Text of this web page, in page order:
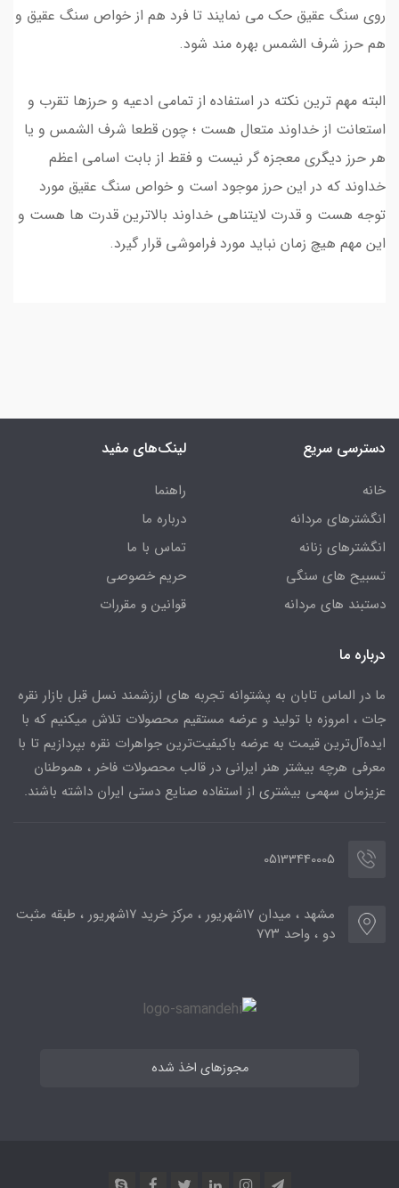
روی سنگ عقیق حک می نمایند تا فرد هم از خواص سنگ عقیق و
هم حرز شرف الشمس بهره مند شود.
البته مهم ترین نکته در استفاده از تمامی ادعیه و حرزها تقرب و
استعانت از خداوند متعال هست ؛ چون قطعا شرف الشمس و یا
هر حرز دیگری معجزه گر نیست و فقط از بابت اسامی اعظم
خداوند که در این حرز موجود است و خواص سنگ عقیق مورد
توجه هست و قدرت لایتناهی خداوند بالاترین قدرت ها هست و
این مهم هیچ زمان نباید مورد فراموشی قرار گیرد.
دسترسی سریع
خانه
انگشترهای مردانه
انگشترهای زنانه
تسبیح های سنگی
دستبند های مردانه
لینک‌های مفید
راهنما
درباره ما
تماس با ما
حریم خصوصی
قوانین و مقررات
درباره ما
ما در الماس تابان به پشتوانه تجربه های ارزشمند نسل قبل بازار نقره
جات ، امروزه با تولید و عرضه مستقیم محصولات تلاش میکنیم که با
ایده‌آل‌ترین قیمت به عرضه باکیفیت‌ترین جواهرات نقره بپردازیم تا با
معرفی هرچه بیشتر هنر ایرانی در قالب محصولات فاخر ، هموطنان
عزیزمان سهمی بیشتری از استفاده صنایع دستی ایران داشته باشند.
05133440005
مشهد ، میدان ۱۷شهریور ، مرکز خرید ۱۷شهریور ، طبقه مثبت
دو ، واحد ۷۷۳
مجوزهای اخذ شده